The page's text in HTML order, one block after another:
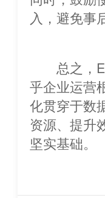
入，避免事
总之，
乎企业运营
化贯穿于数
资源、提升
坚实基础。